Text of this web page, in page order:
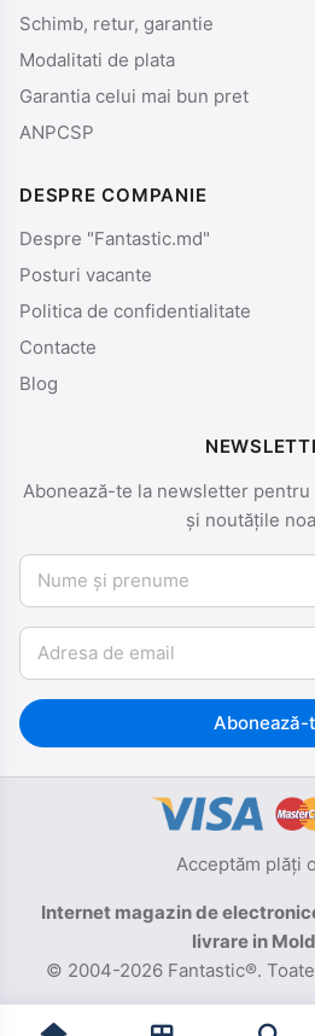
Schimb, retur, garantie
Modalitati de plata
Garantia celui mai bun pret
ANPCSP
DESPRE COMPANIE
Despre "Fantastic.md"
Posturi vacante
Politica de confidentialitate
Contacte
Blog
Abonează-te la newsletter
și noutățile
Nume și prenume
Email
Abonează-
Acceptăm plăți
Internet magazin de
livrare in
© 2004-2026 Fantastic®.